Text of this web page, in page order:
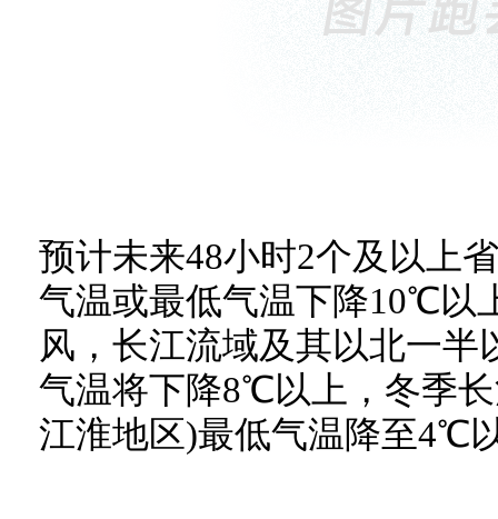
预计未来48小时2个及以上
气温或最低气温下降10℃以
风，长江流域及其以北一
气温将下降8℃以上，冬季
江淮地区)最低气温降至4℃